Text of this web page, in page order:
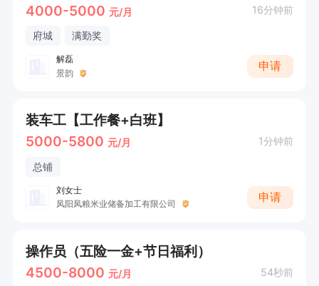
4000-5000 元/月 16分钟前
府城 满勤奖
解磊
景韵
申请
装车工【工作餐+白班】
5000-5800 元/月 1分钟前
总铺
刘女士
凤阳凤粮米业储备加工有限公司
申请
操作员（五险一金+节日福利）
4500-8000 元/月 54秒前